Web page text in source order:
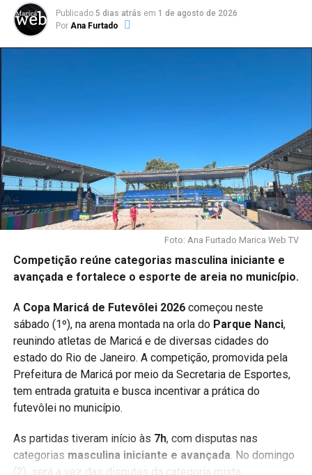
Publicado 5 dias atrás em 1 de agosto de 2026
Por Ana Furtado
Foto: Ana Furtado Marica Web TV
Competição reúne categorias masculina iniciante e
avançada e fortalece o esporte de areia no município.
A Copa Maricá de Futevôlei 2026começou neste
sábado (1º), na arena montada na orla do Parque Nanci,
reunindo atletas de Maricá e de diversas cidades do
estado do Rio de Janeiro. A competição, promovida pela
Prefeitura de Maricá por meio da Secretaria de Esportes,
tem entrada gratuita e busca incentivar a prática do
futevôlei no município.
As partidas tiveram início às 7h, com disputas nas
categorias masculina iniciante e avançada. No domingo
(2), será a vez das disputas da categoria mista,